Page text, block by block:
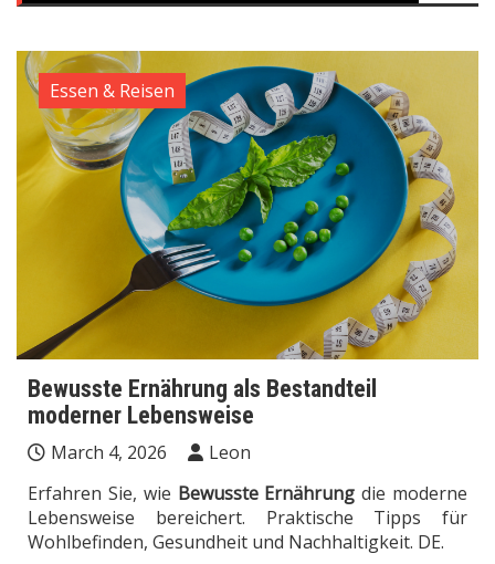
Essen & Reisen
Bewusste Ernährung als Bestandteil
moderner Lebensweise
March 4, 2026
Leon
Erfahren Sie, wie Bewusste Ernährung die moderne
Lebensweise bereichert. Praktische Tipps für
Wohlbefinden, Gesundheit und Nachhaltigkeit. DE.